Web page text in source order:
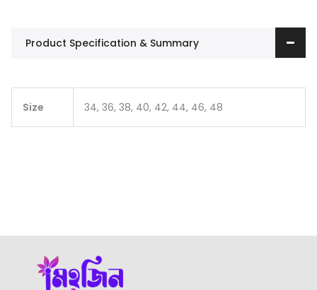
Product Specification & Summary
Size 34, 36, 38, 40, 42, 44, 46, 48